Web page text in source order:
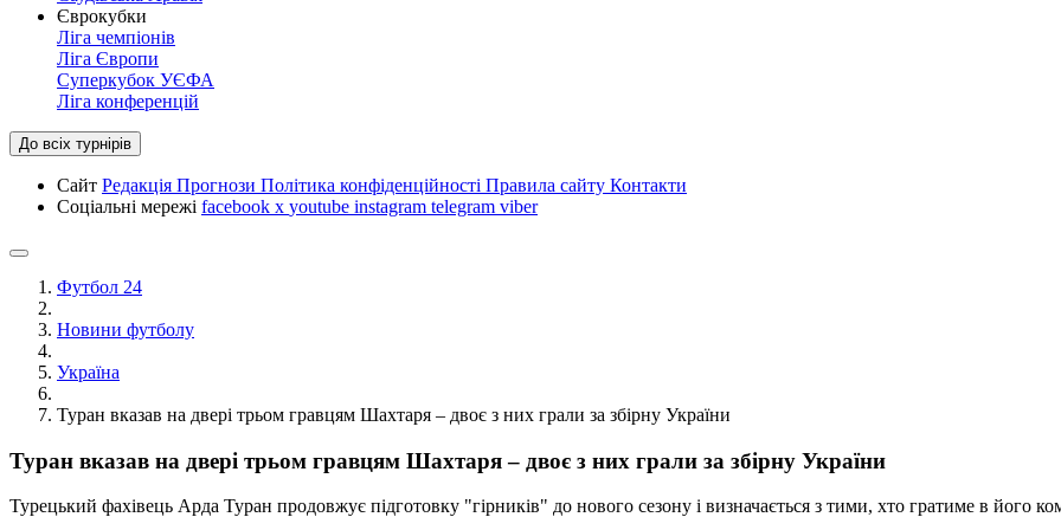
Єврокубки
Ліга чемпіонів
Ліга Європи
Суперкубок УЄФА
Ліга конференцій
До всіх турнірів
Сайт Редакція Прогнози Політика конфіденційності Правила сайту Контакти
Соціальні мережі facebook x youtube instagram telegram viber
Футбол 24
Новини футболу
Україна
Туран вказав на двері трьом гравцям Шахтаря – двоє з них грали за збірну України
Туран вказав на двері трьом гравцям Шахтаря – двоє з них грали за збірну України
Турецький фахівець Арда Туран продовжує підготовку "гірників" до нового сезону і визначається з тими, хто гратиме в його